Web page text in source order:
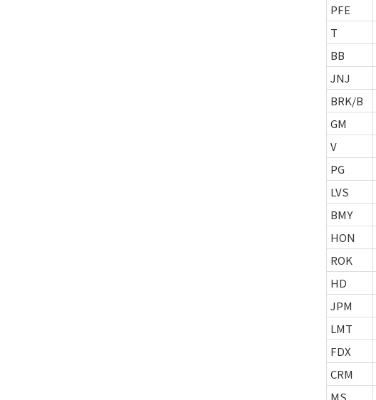
PFE
T
BB
JNJ
BRK/B
GM
V
PG
LVS
BMY
HON
ROK
HD
JPM
LMT
FDX
CRM
MS